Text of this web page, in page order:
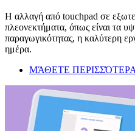
Η αλλαγή από touchpad σε
πλεονεκτήματα, όπως είναι τα
παραγωγικότητας, η καλύτερη
ημέρα.
ΜΆΘΕΤΕ